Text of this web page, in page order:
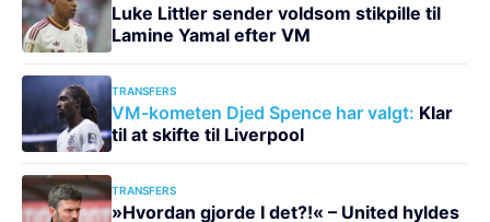
Luke Littler sender voldsom stikpille til
Lamine Yamal efter VM
TRANSFERS
VM-kometen Djed Spence har valgt: Klar
til at skifte til Liverpool
TRANSFERS
»Hvordan gjorde I det?!« – United hyldes